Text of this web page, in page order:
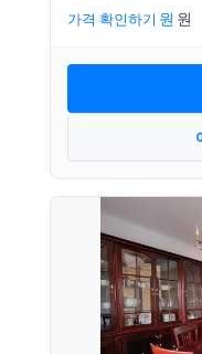
가격 확인하기